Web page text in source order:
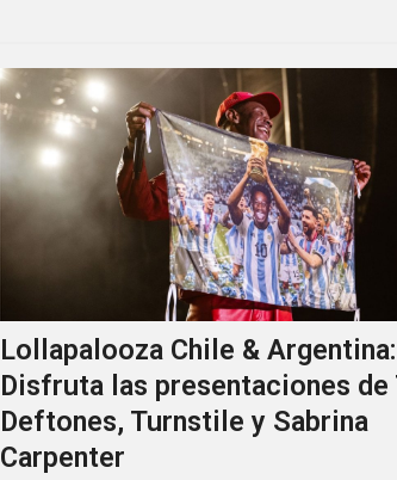
Lollapalooza Chile & Argentina:
Disfruta las presentaciones de
Deftones, Turnstile y Sabrina
Carpenter